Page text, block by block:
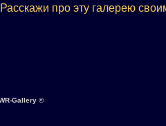
Расскажи про эту галерею
Gallery ©